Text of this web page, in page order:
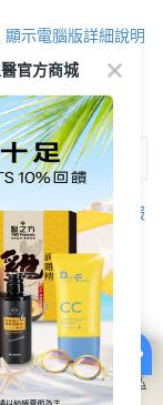
顯示電腦版詳細說明
客服
之詳情，及若您不希
，請參閱本網站「
隱私
意本公司得按本網站使
官方商城